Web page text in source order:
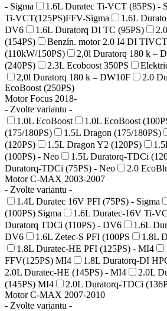
- Sigma
1.6L Duratec Ti-VCT (85PS) -
Ti-VCT(125PS)FFV-Sigma
1.6L
DV6
1.6L Duratorq DI TC (95PS)
(154PS)
Benzín. motor 2.0 I4 DI
(110kW/150PS)
2,0l Duratorq 180 k –
(240PS)
2.3L Ecoboost 350PS
2,0l Duratorq 180 k – DW10F
2.0
EcoBoost (250PS)
Motor Focus 2018-
- Zvolte variantu -
1.0L EcoBoost
1.0L EcoBoost
(175/180PS)
1.5L Dragon (175/180PS)
(120PS)
1.5L Dragon Y2 (120PS)
(100PS) - Neo
1.5L Duratorq-TDCi
Duratorq-TDCi (75PS) - Neo
2.0
Motor C-MAX 2003-2007
- Zvolte variantu -
1.4L Duratec 16V PFI (75PS) - Sigma
(100PS) Sigma
1.6L Duratec-16V Ti-
Duratorq TDCi (110PS) - DV6
1.6L
DV6
1.6L Zetec-S PFI (100PS
1.8L
1.8L Duratec-HE PFI (125PS) - MI4
FFV(125PS) MI4
1.8L Duratorq-DI
2.0L Duratec-HE (145PS) - MI4
2.0L
(145PS) MI4
2.0L Duratorq-TDCi
Motor C-MAX 2007-2010
- Zvolte variantu -